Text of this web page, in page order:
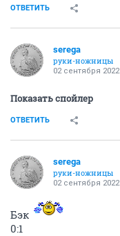
ОТВЕТИТЬ
serega
руки-ножницы
02 сентября 2022
Показать спойлер
ОТВЕТИТЬ
serega
руки-ножницы
02 сентября 2022
Бэк
0:1